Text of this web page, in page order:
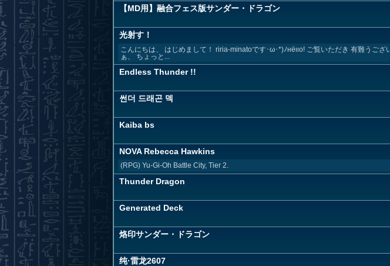
【MD用】融合フェス版サンダー・ドラゴン
光射す！
こんにちは、 はじめまして！ riria-minatoです･ω･*)ﾉнёιιο! ご覧いただき 有難うご
ぁ、 ちょっと...
Endless Thunder !!
썬더 드래곤 덱
Kaiba bs
NOVA Rebecca Hawkins
(RPG) Yu-Gi-Oh Battle City, Tier 2.
Thunder Dragon
Generated Deck
烙印サンダー・ドラゴン
纯·雷龙2607